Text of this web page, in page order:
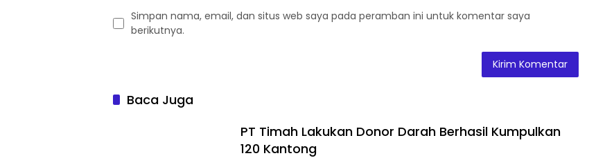
Simpan nama, email, dan situs web saya pada peramban ini untuk komentar saya
berikutnya.
Baca Juga
PT Timah Lakukan Donor Darah Berhasil Kumpulkan
120 Kantong